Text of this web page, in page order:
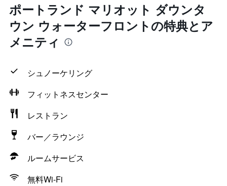
ポートランド マリオット ダウンタ
ウン ウォーターフロントの特典とア
メニティ
シュノーケリング
フィットネスセンター
レストラン
バー／ラウンジ
ルームサービス
無料Wi-Fi